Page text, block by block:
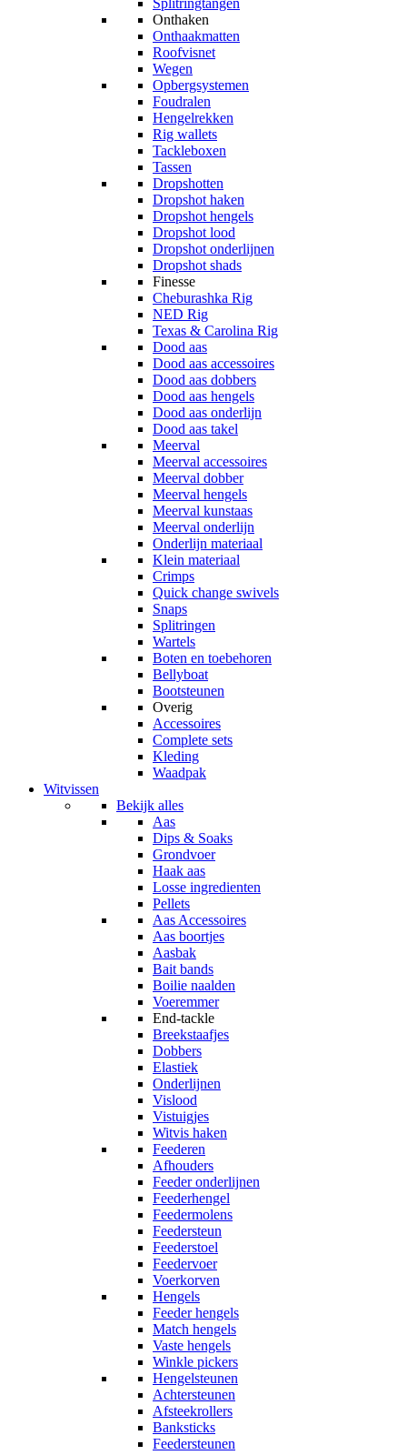
Splitringtangen
Onthaken
Onthaakmatten
Roofvisnet
Wegen
Opbergsystemen
Foudralen
Hengelrekken
Rig wallets
Tackleboxen
Tassen
Dropshotten
Dropshot haken
Dropshot hengels
Dropshot lood
Dropshot onderlijnen
Dropshot shads
Finesse
Cheburashka Rig
NED Rig
Texas & Carolina Rig
Dood aas
Dood aas accessoires
Dood aas dobbers
Dood aas hengels
Dood aas onderlijn
Dood aas takel
Meerval
Meerval accessoires
Meerval dobber
Meerval hengels
Meerval kunstaas
Meerval onderlijn
Onderlijn materiaal
Klein materiaal
Crimps
Quick change swivels
Snaps
Splitringen
Wartels
Boten en toebehoren
Bellyboat
Bootsteunen
Overig
Accessoires
Complete sets
Kleding
Waadpak
Witvissen
Bekijk alles
Aas
Dips & Soaks
Grondvoer
Haak aas
Losse ingredienten
Pellets
Aas Accessoires
Aas boortjes
Aasbak
Bait bands
Boilie naalden
Voeremmer
End-tackle
Breekstaafjes
Dobbers
Elastiek
Onderlijnen
Vislood
Vistuigjes
Witvis haken
Feederen
Afhouders
Feeder onderlijnen
Feederhengel
Feedermolens
Feedersteun
Feederstoel
Feedervoer
Voerkorven
Hengels
Feeder hengels
Match hengels
Vaste hengels
Winkle pickers
Hengelsteunen
Achtersteunen
Afsteekrollers
Banksticks
Feedersteunen